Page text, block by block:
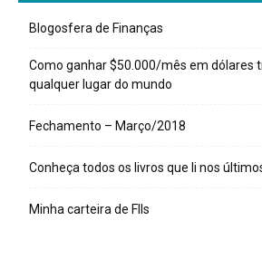
Blogosfera de Finanças
Como ganhar $50.000/mês em dólares
qualquer lugar do mundo
Fechamento – Março/2018
Conheça todos os livros que li nos
Minha carteira de FIIs